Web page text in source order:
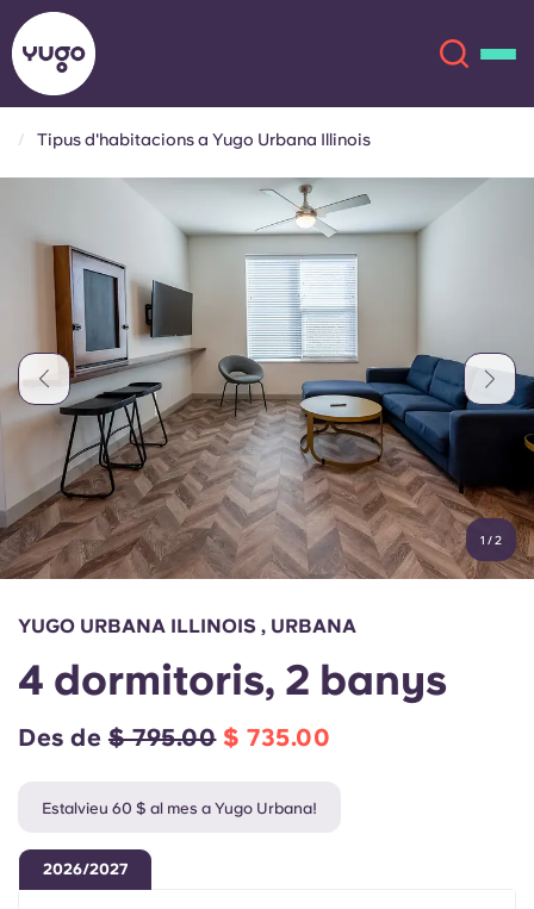
Ubicacions
Més
Compte Llengua
English (GB)
Chinese
Español
Català
Selecciona un país
Reserva ara
English (US)
Español
Català Deutsch
Italian French
Portuguese
Tipus d'habitacions a Yugo Urbana Illinois
1 /2
YUGO URBANA ILLINOIS , URBANA
4 dormitoris, 2 banys
Des de $ 795.00 $ 735.00
Estalvieu 60 $ al mes a Yugo Urbana!
2026/2027